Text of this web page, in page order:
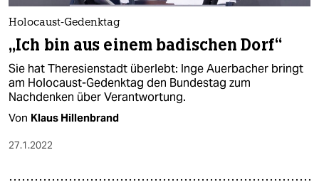
Holocaust-Gedenktag
„Ich bin aus einem badischen Dorf“
Sie hat Theresienstadt überlebt: Inge Auerbacher bringt
am Holocaust-Gedenktag den Bundestag zum
Nachdenken über Verantwortung.
Von Klaus Hillenbrand
27.1.2022